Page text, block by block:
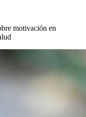
motivación en